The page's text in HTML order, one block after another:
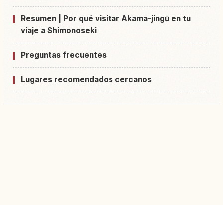
Resumen | Por qué visitar Akama-jingū en tu
viaje a Shimonoseki
Preguntas frecuentes
Lugares recomendados cercanos